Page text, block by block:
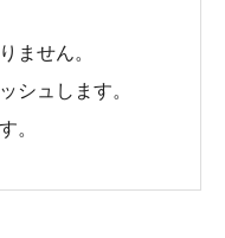
ません。
シュします。
。